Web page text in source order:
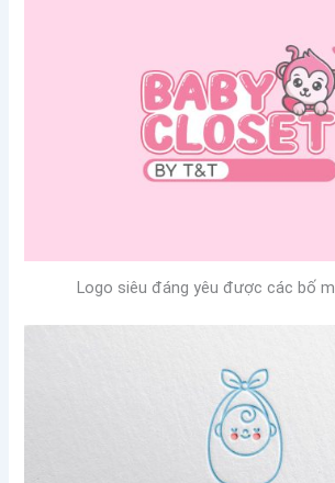
Logo siêu đáng yêu được các bố